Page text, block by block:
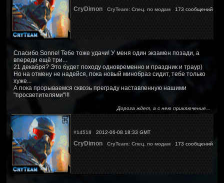
CryDimon CryTeam: Спец. по модам 173 сообщений
Спасибо Sonne! Тебе тоже удачи! У меня один экзамен позади, а
впереди ещё три...
21 декабря? Это будет походу одновременно и праздник и траур)
Но на отмену не надейся, пока новый минобраз сидит, тебе только
хуже...
А пока прорываемся сквозь преграду наставленную нашими
"просветителями"!!!
Дорога ждет, а с нею приключение...
#14518 2012-06-08 18:33 GMT
CryDimon CryTeam: Спец. по модам 173 сообщений